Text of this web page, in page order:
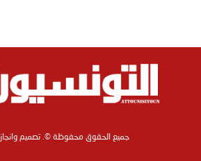
جميع الحقوق محفوظة ©. تصميم وانجاز